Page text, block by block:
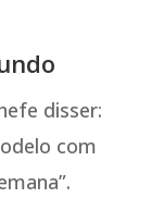
disser:
com